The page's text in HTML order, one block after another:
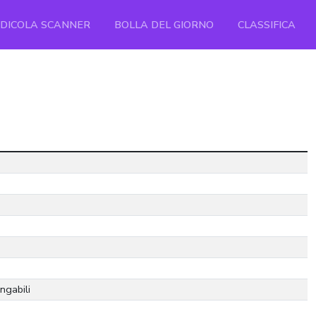
SCANNER BOLLA DEL GIORNO CLASSIFICA